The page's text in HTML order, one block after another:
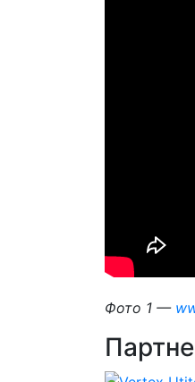
Фото 1 —